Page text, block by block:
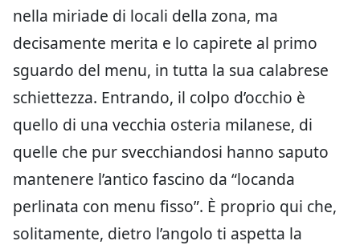
nella miriade di locali della zona, ma
decisamente merita e lo capirete al primo
sguardo del menu, in tutta la sua calabrese
schiettezza. Entrando, il colpo d’occhio è
quello di una vecchia osteria milanese, di
quelle che pur svecchiandosi hanno saputo
mantenere l’antico fascino da “locanda
perlinata con menu fisso”. È proprio qui che,
solitamente, dietro l’angolo ti aspetta la